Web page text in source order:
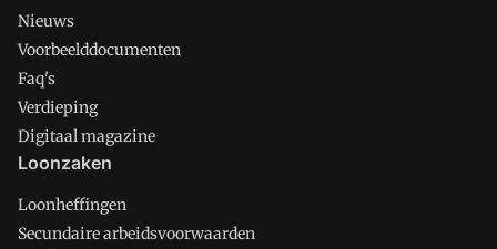
Nieuws
Voorbeelddocumenten
Faq's
Verdieping
Digitaal magazine
Loonzaken
Loonheffingen
Secundaire arbeidsvoorwaarden